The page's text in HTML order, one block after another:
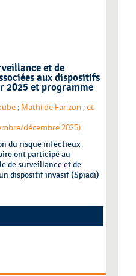
et de
aux dispositifs
2025 et programme
; Mathilde Farizon ;et
décembre 2025)
du risque infectieux
ont participé au
de surveillance et de
dispositif invasif (Spiadi)